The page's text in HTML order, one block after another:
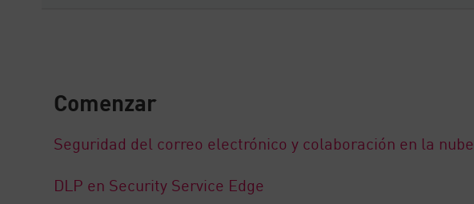
Comenzar
Seguridad del correo electrónico y colaboración en la nube
DLP en Security Service Edge